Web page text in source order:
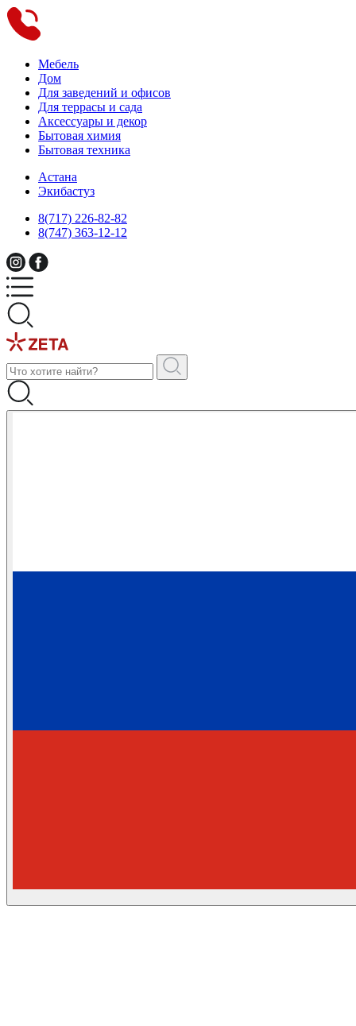
Мебель
Дом
Для заведений и офисов
Для террасы и сада
Аксессуары и декор
Бытовая химия
Бытовая техника
Астана
Экибастуз
8(717) 226-82-82
8(747) 363-12-12